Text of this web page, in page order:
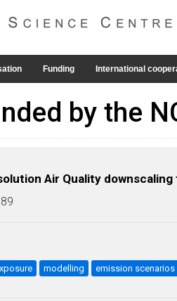
Funding International
by the
Air Quality
modelling emission scenarios